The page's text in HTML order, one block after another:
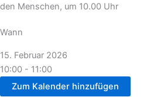
den Menschen, um 10.00 Uhr
Wann
15. Februar 2026
10:00 - 11:00
Zum Kalender hinzufügen